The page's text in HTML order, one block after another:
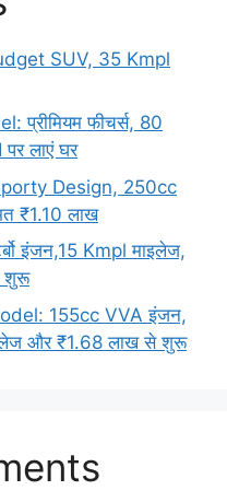
SUV, 35 Kmpl
प्रीमियम फीचर्स, 80
लाएं घर
Design, 250cc
₹1.10 लाख
इंजन,15 Kmpl माइलेज,
शुरू
155cc VVA इंजन,
और ₹1.68 लाख से शुरू